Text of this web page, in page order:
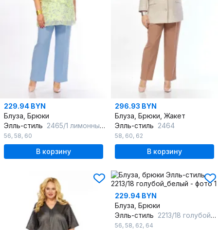
229.94 BYN
Блуза, Брюки
Элль-стиль 2465/1 лимонный_голубой
56, 58, 60
В корзину
296.93 BYN
Блуза, Брюки, Жакет
Элль-стиль 2464
58, 60, 62
В корзину
229.94 BYN
Блуза, Брюки
Элль-стиль 2213/18 голубой_белый
56, 58, 62, 64